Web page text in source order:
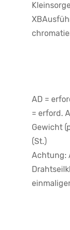
AD =
= erford.
Gewicht
(St.)
Achtung: